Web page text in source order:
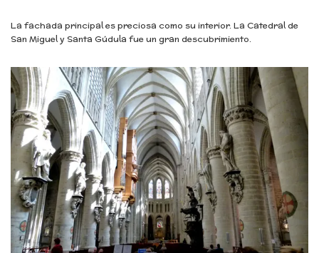
La fachada principal es preciosa como su interior. La Catedral de
San Miguel y Santa Gúdula fue un gran descubrimiento.